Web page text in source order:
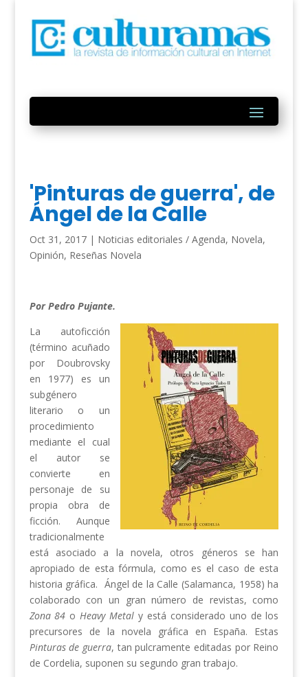
'Pinturas de guerra', de
Ángel de la Calle
Oct 31, 2017| Noticias editoriales / Agenda, Novela,
Opinión, Reseñas Novela
Por Pedro Pujante.
La autoficción
(término acuñado
por Doubrovsky
en 1977) es un
subgénero
literario o un
procedimiento
mediante el cual
el autor se
convierte en
personaje de su
propia obra de
ficción. Aunque
tradicionalmente
está asociado a la novela, otros géneros se han
apropiado de esta fórmula, como es el caso de esta
historia gráfica. Ángel de la Calle (Salamanca, 1958) ha
colaborado con un gran número de revistas, como
Zona 84 oHeavy Metaly está considerado uno de los
precursores de la novela gráfica en España. Estas
Pinturas de guerra, tan pulcramente editadas por Reino
de Cordelia, suponen su segundo gran trabajo.